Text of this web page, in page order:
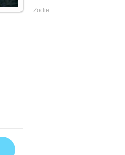
Zodie: